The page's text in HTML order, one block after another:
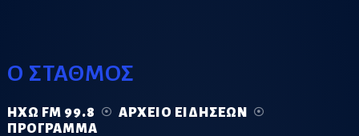
Ο ΣΤΑΘΜΟΣ
ΗΧΏ FM 99.8
ΑΡΧΕΊΟ ΕΙΔΉΣΕΩΝ
ΠΡΌΓΡΑΜΜΑ